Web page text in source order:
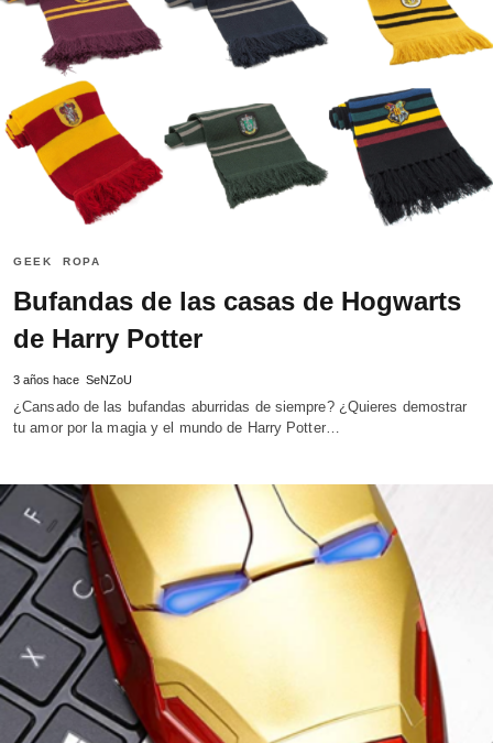
GEEK ROPA
Bufandas de las casas de Hogwarts
de Harry Potter
3 años hace SeNZoU
¿Cansado de las bufandas aburridas de siempre? ¿Quieres demostrar
tu amor por la magia y el mundo de Harry Potter…